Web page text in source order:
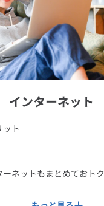
インターネット
ット
ネットもまとめておトク